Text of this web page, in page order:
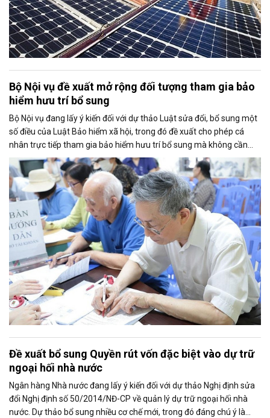
Bộ Nội vụ đề xuất mở rộng đối tượng tham gia bảo
hiểm hưu trí bổ sung
Bộ Nội vụ đang lấy ý kiến đối với dự thảo Luật sửa đổi, bổ sung một
số điều của Luật Bảo hiểm xã hội, trong đó đề xuất cho phép cá
nhân trực tiếp tham gia bảo hiểm hưu trí bổ sung mà không cần
thông qua người sử dụng lao động. Dự thảo cũng điều chỉnh cách
tính thời gian đóng bảo hiểm xã hội nhằm bảo đảm quyền lợi cho
người tham gia.
Đề xuất bổ sung Quyền rút vốn đặc biệt vào dự trữ
ngoại hối nhà nước
Ngân hàng Nhà nước đang lấy ý kiến đối với dự thảo Nghị định sửa
đổi Nghị định số 50/2014/NĐ-CP về quản lý dự trữ ngoại hối nhà
nước. Dự thảo bổ sung nhiều cơ chế mới, trong đó đáng chú ý là